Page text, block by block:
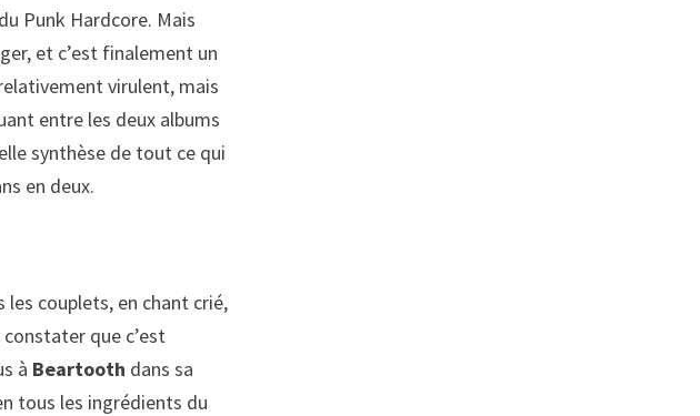
Punk Hardcore. Mais
et c’est finalement un
virulent, mais
entre les deux albums
synthèse de tout ce qui
en deux.
couplets, en chant crié,
que c’est
à Beartooth dans sa
tous les ingrédients du